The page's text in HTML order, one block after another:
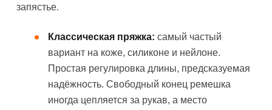
запястье.
Классическая пряжка: самый частый
вариант на коже, силиконе и нейлоне.
Простая регулировка длины, предсказуемая
надёжность. Свободный конец ремешка
иногда цепляется за рукав, а место